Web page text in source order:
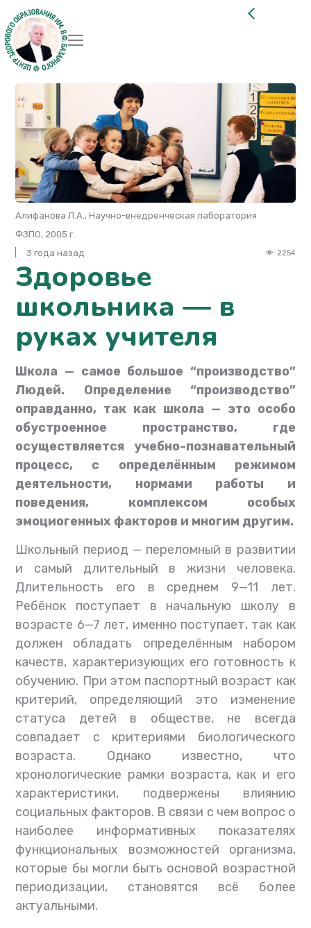
Алифанова Л.А., Научно-внедренческая лаборатория
ФЗПО, 2005 г.
3 года назад
2254
Здоровье
школьника — в
руках учителя
Школа — самое большое “производство”
Людей. Определение “производство”
оправданно, так как школа — это особо
обустроенное пространство, где
осуществляется учебно-познавательный
процесс, с определённым режимом
деятельности, нормами работы и
поведения, комплексом особых
эмоциогенных факторов и многим другим.
Школьный период — переломный в развитии
и самый длительный в жизни человека.
Длительность его в среднем 9—11 лет.
Ребёнок поступает в начальную школу в
возрасте 6—7 лет, именно поступает, так как
должен обладать определённым набором
качеств, характеризующих его готовность к
обучению. При этом паспортный возраст как
критерий, определяющий это изменение
статуса детей в обществе, не всегда
совпадает с критериями биологического
возраста. Однако известно, что
хронологические рамки возраста, как и его
характеристики, подвержены влиянию
социальных факторов. В связи с чем вопрос о
наиболее информативных показателях
функциональных возможностей организма,
которые бы могли быть основой возрастной
периодизации, становятся всё более
актуальными.